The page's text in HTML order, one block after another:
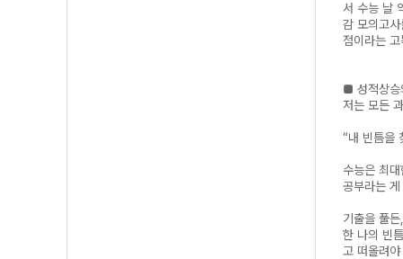
서 수능 날
감 모의고
점이라는
■ 성적상승
저는 모든
“내 빈틈을
수능은 최
공부라는
기출을 풀
한 나의 빈
고 떠올려